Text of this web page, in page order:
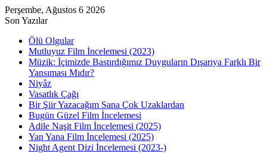
Perşembe, Ağustos 6 2026
Son Yazılar
Ölü Olgular
Mutluyuz Film İncelemesi (2023)
Müzik: İçimizde Bastırdığımız Duyguların Dışarıya Farklı Bir
Yansıması Mıdır?
Niyâz
Vasatlık Çağı
Bir Şiir Yazacağım Sana Çok Uzaklardan
Bugün Güzel Film İncelemesi
Adile Naşit Film İncelemesi (2025)
Yan Yana Film İncelemesi (2025)
Night Agent Dizi İncelemesi (2023-)